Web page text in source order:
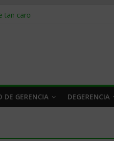
cobrar en 2026
qué hacer
y venderle
DE GERENCIA DEGERENCIA